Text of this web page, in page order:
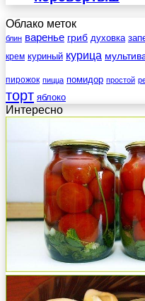
Облако меток
блин варенье гриб духовка
крем куриный курица
пирожок пицца помидор простой
торт яблоко
Интересно